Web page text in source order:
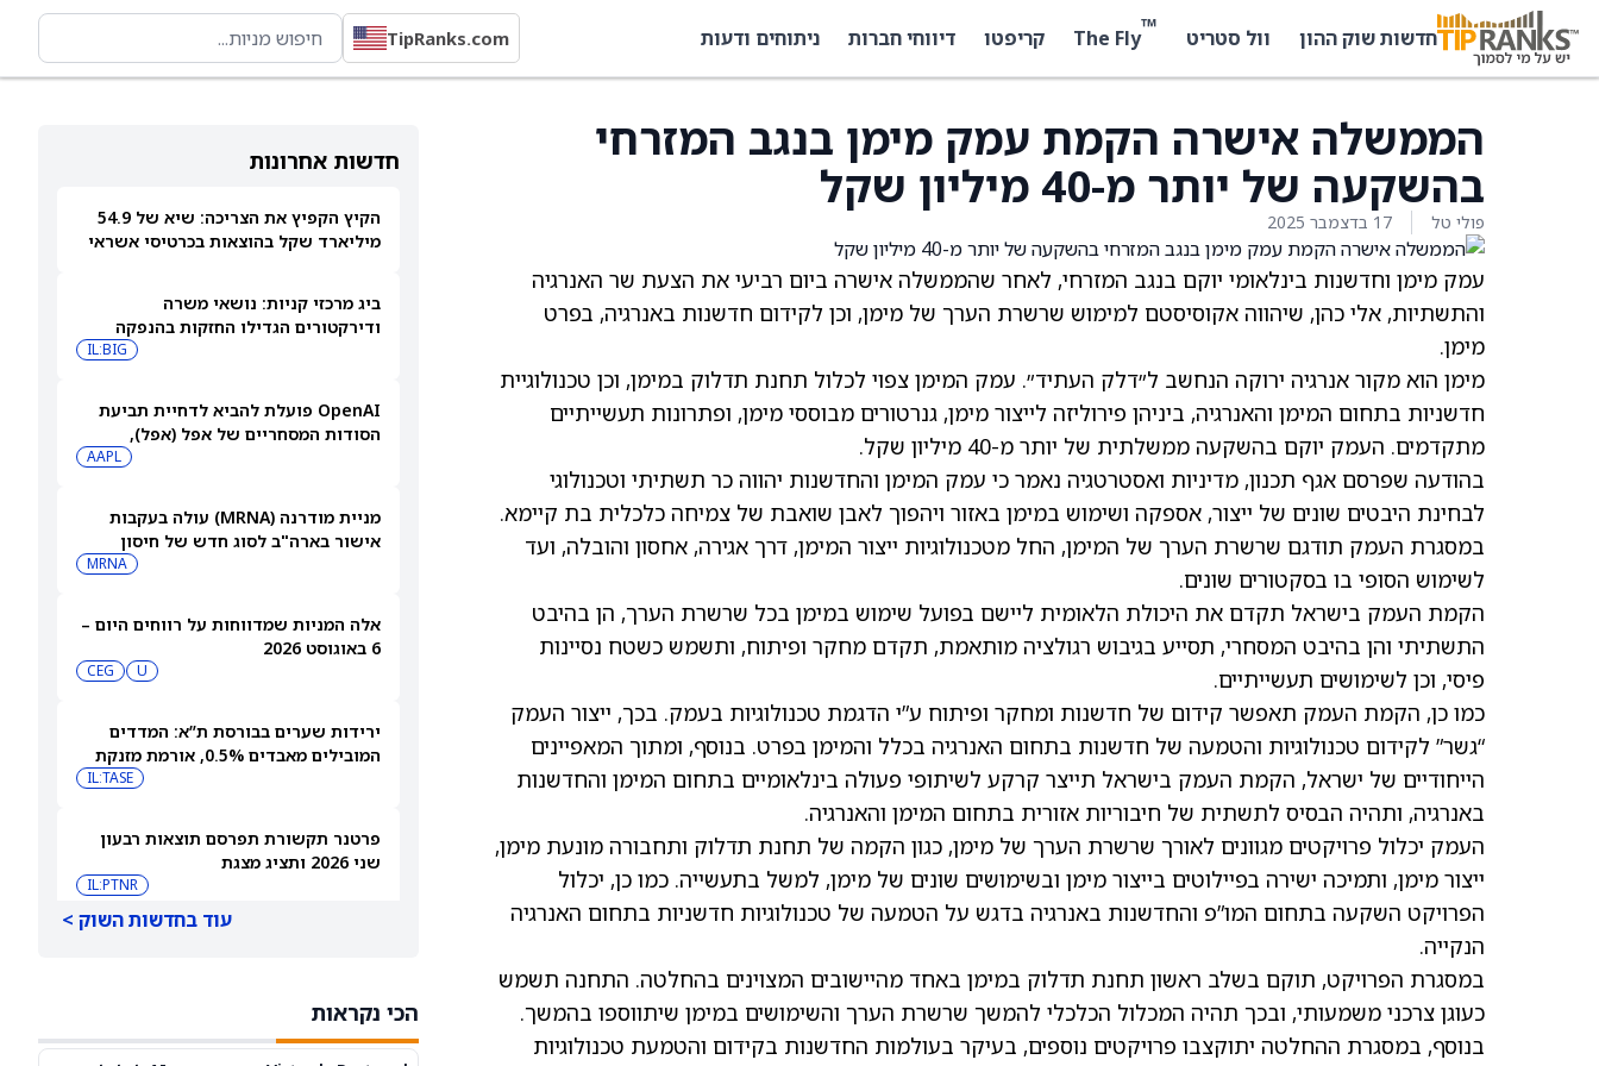
חדשות שוק ההון וול סטריט ™
The Fly קריפטו דיווחי חברות ניתוחים ודעות TipRanks.com
חדשות אחרונות
הקיץ הקפיץ את הצריכה: שיא של 54.9
מיליארד שקל בהוצאות בכרטיסי אשראי
ביג מרכזי קניות: נושאי משרה
ודירקטורים הגדילו החזקות בהנפקה
IL:BIG
OpenAI פועלת להביא לדחיית תביעת
הסודות המסחריים של אפל (אפל),
שאותה כינתה "רשלנית, אגרסיבית AAPL
מניית מודרנה (MRNA) עולה בעקבות
אישור בארה"ב לסוג חדש של חיסון
MRNA
אלה המניות שמדווחות על רווחים היום –
6 באוגוסט 2026
U
CEG
ירידות שערים בבורסת ת”א: המדדים
המובילים מאבדים 0.5%, אורמת מזנקת
IL:TASE
פרטנר תקשורת תפרסם תוצאות רבעון
שני 2026 ותציג מצגת
IL:PTNR
אאורה השקעות זכתה בפרויקט
עוד בחדשות השוק >
הכי נקראות
הממשלה אישרה הקמת עמק מימן בנגב המזרחי
בהשקעה של יותר מ-40 מיליון שקל
פולי טל 17 בדצמבר 2025
עמק מימן וחדשנות בינלאומי יוקם בנגב המזרחי, לאחר שהממשלה אישרה ביום רביעי את הצעת שר האנרגיה
והתשתיות, אלי כהן, שיהווה אקוסיסטם למימוש שרשרת הערך של מימן, וכן לקידום חדשנות באנרגיה, בפרט
מימן.
מימן הוא מקור אנרגיה ירוקה הנחשב ל״דלק העתיד״. עמק המימן צפוי לכלול תחנת תדלוק במימן, וכן טכנולוגיית
חדשניות בתחום המימן והאנרגיה, ביניהן פירוליזה לייצור מימן, גנרטורים מבוססי מימן, ופתרונות תעשייתיים
מתקדמים. העמק יוקם בהשקעה ממשלתית של יותר מ-40 מיליון שקל.
בהודעה שפרסם אגף תכנון, מדיניות ואסטרטגיה נאמר כי עמק המימן והחדשנות יהווה כר תשתיתי וטכנולוגי
לבחינת היבטים שונים של ייצור, אספקה ושימוש במימן באזור ויהפוך לאבן שואבת של צמיחה כלכלית בת קיימא.
במסגרת העמק תודגם שרשרת הערך של המימן, החל מטכנולוגיות ייצור המימן, דרך אגירה, אחסון והובלה, ועד
לשימוש הסופי בו בסקטורים שונים.
הקמת העמק בישראל תקדם את היכולת הלאומית ליישם בפועל שימוש במימן בכל שרשרת הערך, הן בהיבט
התשתיתי והן בהיבט המסחרי, תסייע בגיבוש רגולציה מותאמת, תקדם מחקר ופיתוח, ותשמש כשטח נסיינות
פיסי, וכן לשימושים תעשייתיים.
כמו כן, הקמת העמק תאפשר קידום של חדשנות ומחקר ופיתוח ע”י הדגמת טכנולוגיות בעמק. בכך, ייצור העמק
“גשר” לקידום טכנולוגיות והטמעה של חדשנות בתחום האנרגיה בכלל והמימן בפרט. בנוסף, ומתוך המאפיינים
הייחודיים של ישראל, הקמת העמק בישראל תייצר קרקע לשיתופי פעולה בינלאומיים בתחום המימן והחדשנות
באנרגיה, ותהיה הבסיס לתשתית של חיבוריות אזורית בתחום המימן והאנרגיה.
העמק יכלול פרויקטים מגוונים לאורך שרשרת הערך של מימן, כגון הקמה של תחנת תדלוק ותחבורה מונעת מימן,
ייצור מימן, ותמיכה ישירה בפיילוטים בייצור מימן ובשימושים שונים של מימן, למשל בתעשייה. כמו כן, יכלול
הפרויקט השקעה בתחום המו”פ והחדשנות באנרגיה בדגש על הטמעה של טכנולוגיות חדשניות בתחום האנרגיה
הנקייה.
במסגרת הפרויקט, תוקם בשלב ראשון תחנת תדלוק במימן באחד מהיישובים המצוינים בהחלטה. התחנה תשמש
כעוגן צרכני משמעותי, ובכך תהיה המכלול הכלכלי להמשך שרשרת הערך והשימושים במימן שיתווספו בהמשך.
בנוסף, במסגרת ההחלטה יתוקצבו פרויקטים נוספים, בעיקר בעולמות החדשנות בקידום והטמעת טכנולוגיות